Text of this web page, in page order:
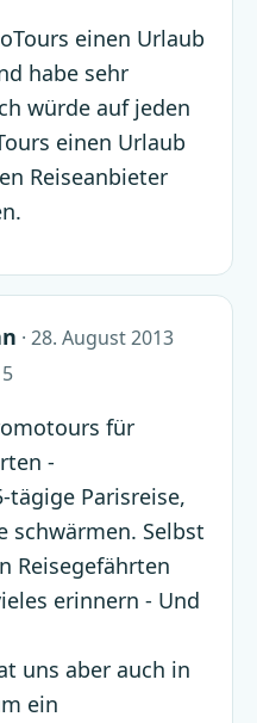
einen Urlaub
habe sehr
würde auf jeden
einen Urlaub
Reiseanbieter
· 28. August 2013
für
-
tägige Parisreise,
schwärmen. Selbst
Reisegefährten
erinnern - Und
uns aber auch in
ein